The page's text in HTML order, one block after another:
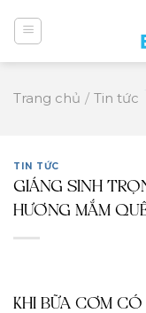
content
Trang chủ / Tin tức
TIN TỨC
GIÁNG SINH
HƯƠNG MẮM
KHI BỮA CƠM